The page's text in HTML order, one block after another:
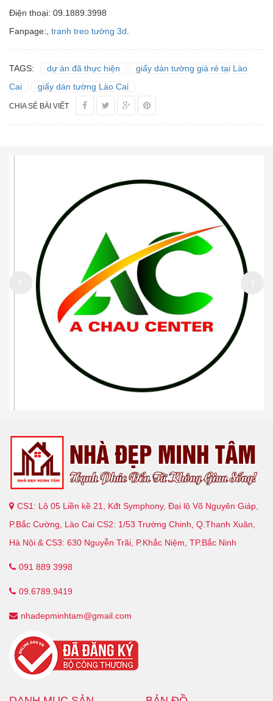
Điện thoại: 09.1889.3998
Fanpage:, tranh treo tường 3d
TAGS: dự án đã thực hiện
giấy dán tường giá rẻ tại Lào
Cai
giấy dán tường Lào Cai
CHIA SẺ BÀI VIẾT
CS1: Lô 05 Liền kề 21, Kđt Symphony, Đại lộ Võ Nguyên Giáp,
P.Bắc Cường, Lào Cai CS2: 1/53 Trường Chinh, Q.Thanh Xuân,
Hà Nội & CS3: 630 Nguyễn Trãi, P.Khắc Niệm, TP.Bắc Ninh
091 889 3998
09.6789.9419
nhadepminhtam@gmail.com